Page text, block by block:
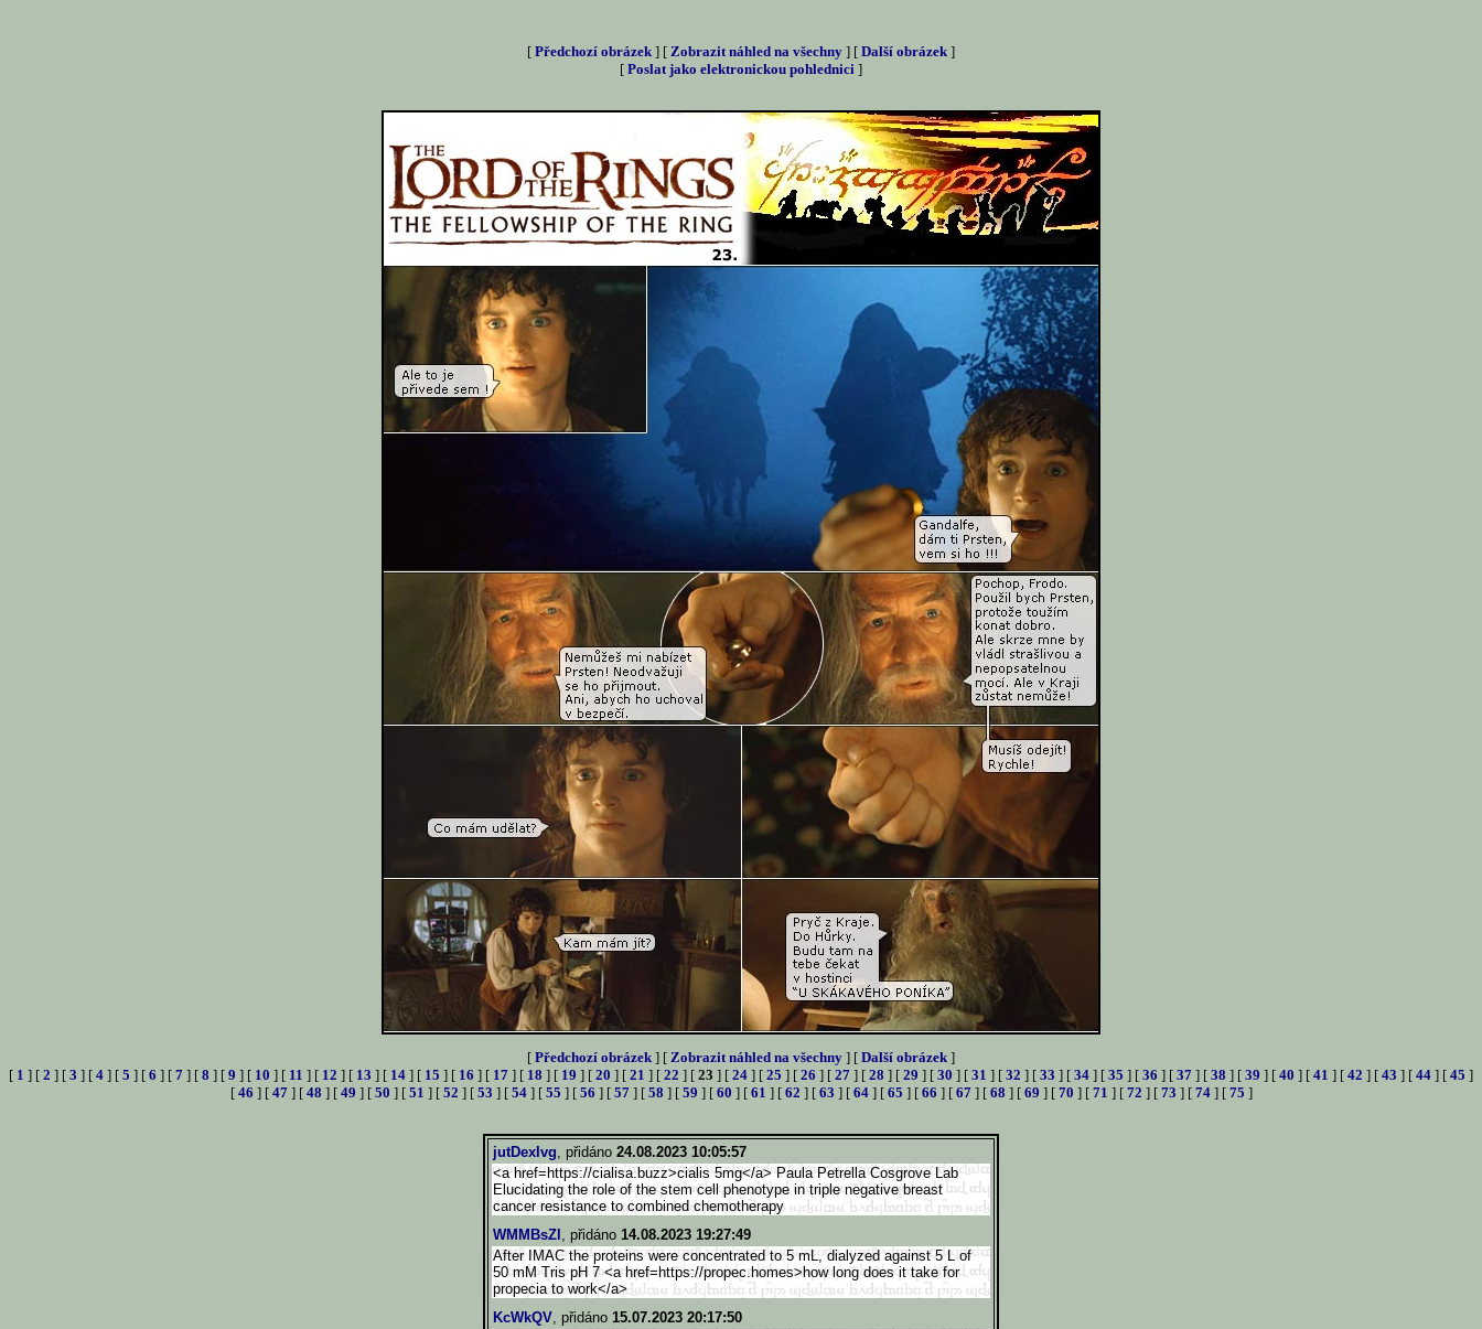
[ Předchozí obrázek ] [ Zobrazit náhled na všechny ] [ Další obrázek ]
[ Poslat jako elektronickou pohlednici ]
[ Předchozí obrázek ] [ Zobrazit náhled na všechny ] [ Další obrázek ]
[ 1 ] [ 2 ] [ 3 ] [ 4 ] [ 5 ] [ 6 ] [ 7 ] [ 8 ] [ 9 ] [ 10 ] [ 11 ] [ 12 ] [ 13 ] [ 14 ] [ 15 ] [ 16 ] [ 17 ] [ 18 ] [ 19 ] [ 20 ] [ 21 ] [ 22 ] [ 23 ] [ 24 ] [ 25 ] [ 26 ] [ 27 ] [ 28 ] [ 29 ] [ 30 ] [ 31 ] [ 32 ] [ 33 ] [ 34 ] [ 35 ] [ 36 ] [ 37 ] [ 38 ] [ 39 ] [ 40 ] [ 41 ] [ 42 ] [ 43 ] [ 44 ] [ 45 ]
[ 46 ] [ 47] [ 48 ] [ 49 ] [ 50 ] [ 51 ] [ 52 ] [ 53 ] [ 54] [ 55 ] [ 56 ] [ 57] [ 58 ] [ 59 ] [ 60 ] [ 61 ] [ 62 ] [ 63 ] [ 64] [ 65 ] [ 66 ] [ 67] [ 68 ] [ 69 ] [ 70 ] [ 71 ] [ 72 ] [ 73 ] [ 74] [ 75 ]
jutDexIvg, přidáno 24.08.2023 10:05:57
<a href=https://cialisa.buzz>cialis 5mg</a> Paula Petrella Cosgrove Lab
Elucidating the role of the stem cell phenotype in triple negative breast
cancer resistance to combined chemotherapy
WMMBsZl , přidáno 14.08.2023 19:27:49
After IMAC the proteins were concentrated to 5 mL, dialyzed against 5 L of
50 mM Tris pH 7 <a href=https://propec.homes>how long does it take for
propecia to work</a>
KcWkQV, přidáno 15.07.2023 20:17:50